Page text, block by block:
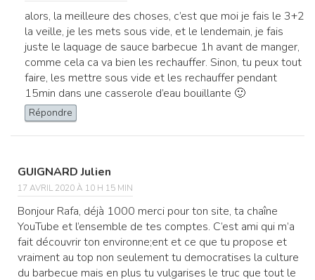
alors, la meilleure des choses, c’est que moi je fais le 3+2
la veille, je les mets sous vide, et le lendemain, je fais
juste le laquage de sauce barbecue 1h avant de manger,
comme cela ca va bien les rechauffer. Sinon, tu peux tout
faire, les mettre sous vide et les rechauffer pendant
15min dans une casserole d’eau bouillante 🙂
Répondre
GUIGNARD Julien
17 AVRIL 2020 À 10 H 15 MIN
Bonjour Rafa, déjà 1000 merci pour ton site, ta chaîne
YouTube et l’ensemble de tes comptes. C’est ami qui m’a
fait découvrir ton environne;ent et ce que tu propose et
vraiment au top non seulement tu democratises la culture
du barbecue mais en plus tu vulgarises le truc que tout le